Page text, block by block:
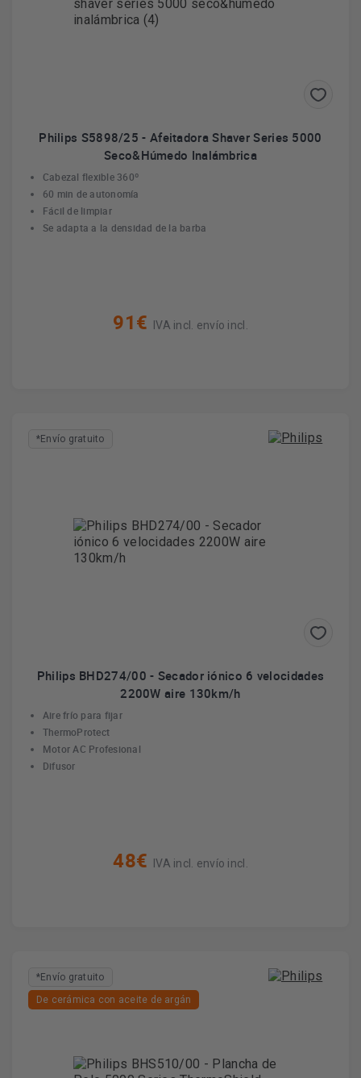
Philips S5898/25 - Afeitadora Shaver Series 5000
Seco&Húmedo Inalámbrica
Cabezal flexible 360º
60 min de autonomía
Fácil de limpiar
Se adapta a la densidad de la barba
91€ IVA incl. envío incl.
*Envío gratuito
Philips BHD274/00 - Secador iónico 6 velocidades
2200W aire 130km/h
Aire frío para fijar
ThermoProtect
Motor AC Profesional
Difusor
48€ IVA incl. envío incl.
*Envío gratuito
De cerámica con aceite de argán